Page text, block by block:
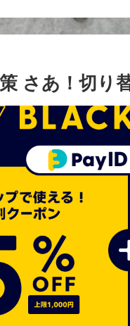
さあ！切り